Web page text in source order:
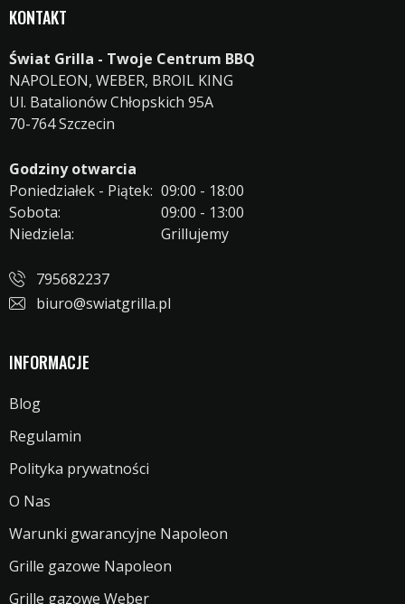
KONTAKT
Świat Grilla - Twoje Centrum BBQ
NAPOLEON, WEBER, BROIL KING
Ul. Batalionów Chłopskich 95A
70-764 Szczecin
Godziny otwarcia
Poniedziałek - Piątek: 09:00 - 18:00
Sobota:
09:00 - 13:00
Niedziela:
Grillujemy
795682237
biuro@swiatgrilla.pl
INFORMACJE
Blog
Regulamin
Polityka prywatności
O Nas
Warunki gwarancyjne Napoleon
Grille gazowe Napoleon
Grille gazowe Weber